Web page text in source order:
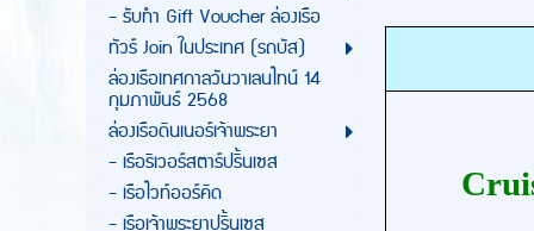
- รับทำ Gift Voucher ล่องเรือ
ทัวร์ Join ในประเทศ (รถบัส)
ล่องเรือเทศกาลวันวาเลนไทน์ 14
กุมภาพันธ์ 2568
ล่องเรือดินเนอร์เจ้าพระยา
- เรือริเวอร์สตาร์ปริ้นเซส
- เรือไวท์ออร์คิด
- เรือเจ้าพระยาปริ้นเซส